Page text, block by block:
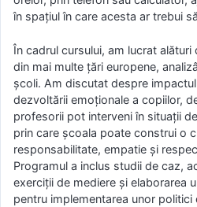
în spațiul în care acesta ar trebui
În cadrul cursului, am lucrat
din mai multe țări europene,
școli. Am discutat despre
dezvoltării emoționale a copiilor,
profesorii pot interveni în situații
prin care școala poate construi o
responsabilitate, empatie și
Programul a inclus studii de caz,
exerciții de mediere și elaborarea
pentru implementarea unor politici